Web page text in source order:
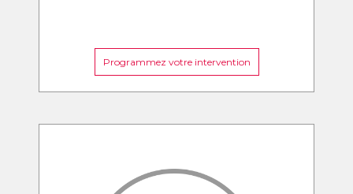
Programmez votre intervention